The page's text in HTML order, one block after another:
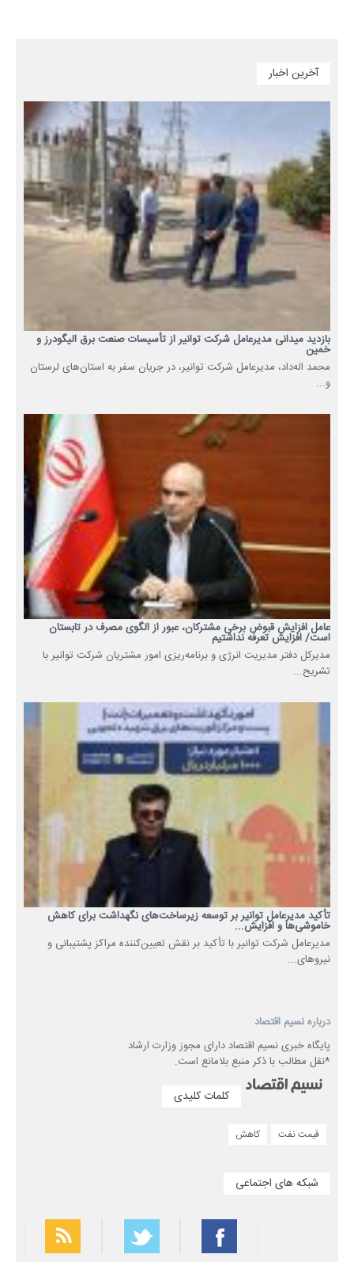
آخرین اخبار
بازدید میدانی مدیرعامل شرکت توانیر از تأسیسات صنعت برق الیگودرز و
خمین
محمد اله‌داد، مدیرعامل شرکت توانیر، در جریان سفر به استان‌های لرستان
و...
عامل افزایش قبوض برخی مشترکان، عبور از الگوی مصرف در تابستان
است/ افزایش تعرفه نداشتیم
مدیرکل دفتر مدیریت انرژی و برنامه‌ریزی امور مشتریان شرکت توانیر با
تشریح...
تأکید مدیرعامل توانیر بر توسعه زیرساخت‌های نگهداشت برای کاهش
خاموشی‌ها و افزایش...
مدیرعامل شرکت توانیر با تأکید بر نقش تعیین‌کننده مراکز پشتیبانی و
نیروهای...
درباره نسیم اقتصاد
پایگاه خبری نسیم اقتصاد دارای مجوز وزارت ارشاد
*نقل مطالب با ذکر منبع بلامانع است.
کلمات کلیدی
قیمت نفت کاهش
شبکه های اجتماعی